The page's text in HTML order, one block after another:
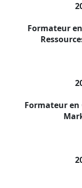
Formateur
Formateur en